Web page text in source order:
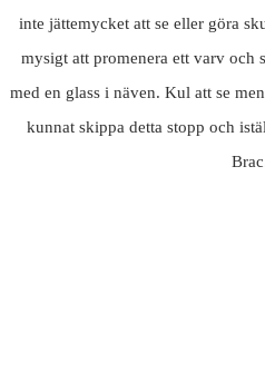
inte jättemycket att se eller göra
mysigt att promenera ett varv och
med en glass i näven. Kul att se
kunnat skippa detta stopp och